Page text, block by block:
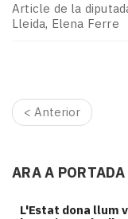
Article de la
Lleida, Elena Ferre
< Anterior
ARA A PORTADA
L'Estat dona llum